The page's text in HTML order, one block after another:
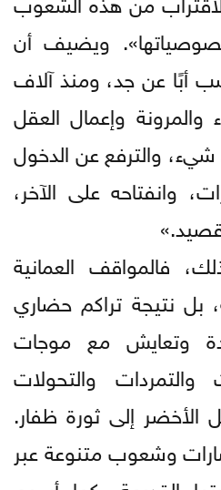
ويضيف أن
أبًا عن جد، ومنذ آلاف
وإعمال العقل
والترفع عن الدخول
وانفتاحه على الآخر،
فالمواقف العمانية
بل نتيجة تراكم حضاري
وتعايش مع موجات
والتحولات
الأخضر إلى ثورة ظفار.
وشعوب متنوعة عبر